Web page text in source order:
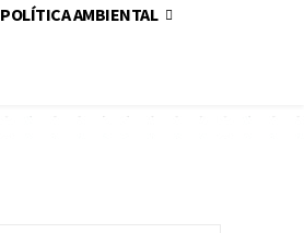
POLÍTICA AMBIENTAL